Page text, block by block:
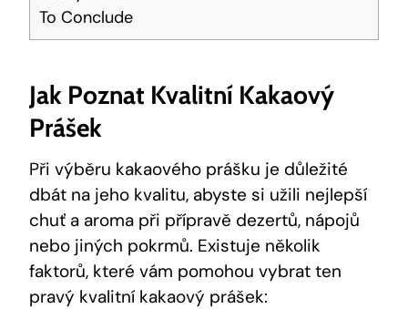
To Conclude
Jak Poznat Kvalitní Kakaový
Prášek
Při výběru kakaového prášku je důležité
dbát na jeho kvalitu, abyste si užili nejlepší
chuť a aroma při přípravě dezertů, nápojů
nebo jiných pokrmů. Existuje několik
faktorů, které vám pomohou vybrat ten
pravý kvalitní kakaový prášek: